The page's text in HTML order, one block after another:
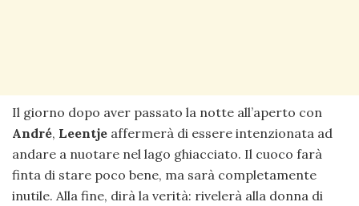
Il giorno dopo aver passato la notte all’aperto con
André, Leentje affermerà di essere intenzionata ad
andare a nuotare nel lago ghiacciato. Il cuoco farà
finta di stare poco bene, ma sarà completamente
inutile. Alla fine, dirà la verità: rivelerà alla donna di